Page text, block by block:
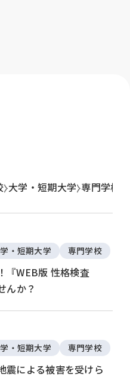
大学・短期大学 専門学校
・短期大学 専門学校
『WEB版 性格検査
んか？
・短期大学 専門学校
震による被害を受けら